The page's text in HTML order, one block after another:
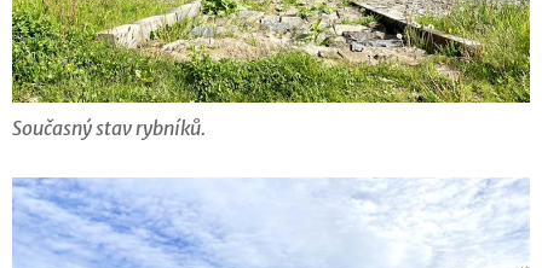
Současný stav rybníků.